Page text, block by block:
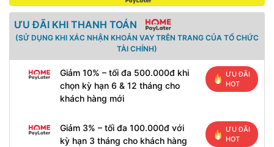
ƯU ĐÃI KHI THANH TOÁN
(SỬ DỤNG KHI XÁC NHẬN KHOẢN VAY TRÊN TRANG CỦA TỔ CHỨC
TÀI CHÍNH)
Giảm 10% – tối đa 500.000đ khi
chọn kỳ hạn 6 & 12 tháng cho
khách hàng mới
ƯU ĐÃI
HOT
Giảm 3% – tối đa 100.000đ với
kỳ hạn 3 tháng cho khách hàng
ƯU ĐÃI
HOT